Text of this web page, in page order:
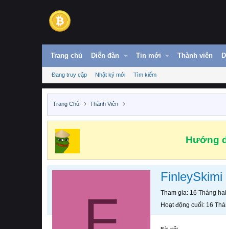
Trang chủ Diễn đàn Tin mới Thành viên
Đang truy cập Nhật ký mới Tìm kiếm
Trang Chủ Thành Viên
Hướng
FinleySkimi
Tham gia 16 Tháng
Hoạt động cuối 16